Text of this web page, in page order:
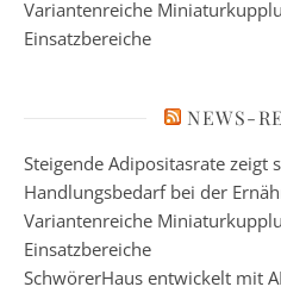
Variantenreiche
Einsatzbereiche
NEWS-
Steigende Adipositasrate zeigt
Handlungsbedarf bei der
Variantenreiche
Einsatzbereiche
SchwörerHaus entwickelt mit